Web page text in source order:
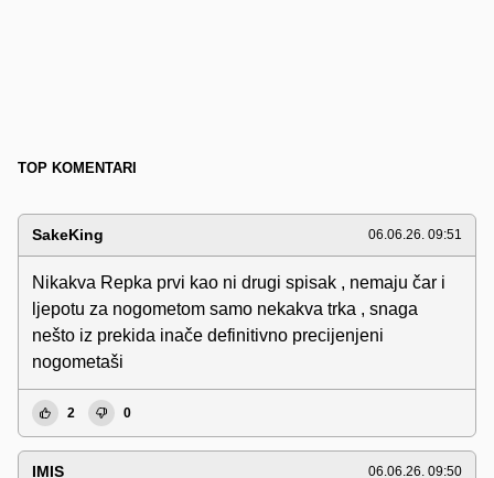
TOP KOMENTARI
SakeKing 06.06.26. 09:51
Nikakva Repka prvi kao ni drugi spisak , nemaju čar i
ljepotu za nogometom samo nekakva trka , snaga
nešto iz prekida inače definitivno precijenjeni
nogometaši
2 0
IMIS 06.06.26. 09:50